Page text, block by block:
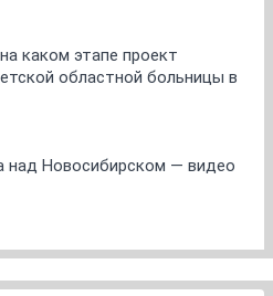
каком этапе проект
областной больницы в
над Новосибирском — видео